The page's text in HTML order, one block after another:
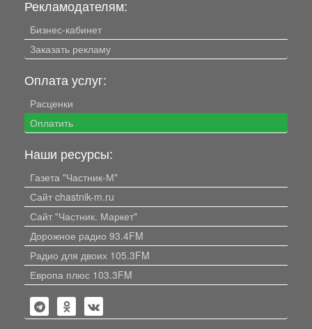
Рекламодателям:
Бизнес-кабинет
Заказать рекламу
Оплата услуг:
Расценки
Оплатить
Наши ресурсы:
Газета "Частник-М"
Сайт chastnik-m.ru
Сайт "Частник. Маркет"
Дорожное радио 93.4FM
Радио для двоих 105.3FM
Европа плюс 103.3FM